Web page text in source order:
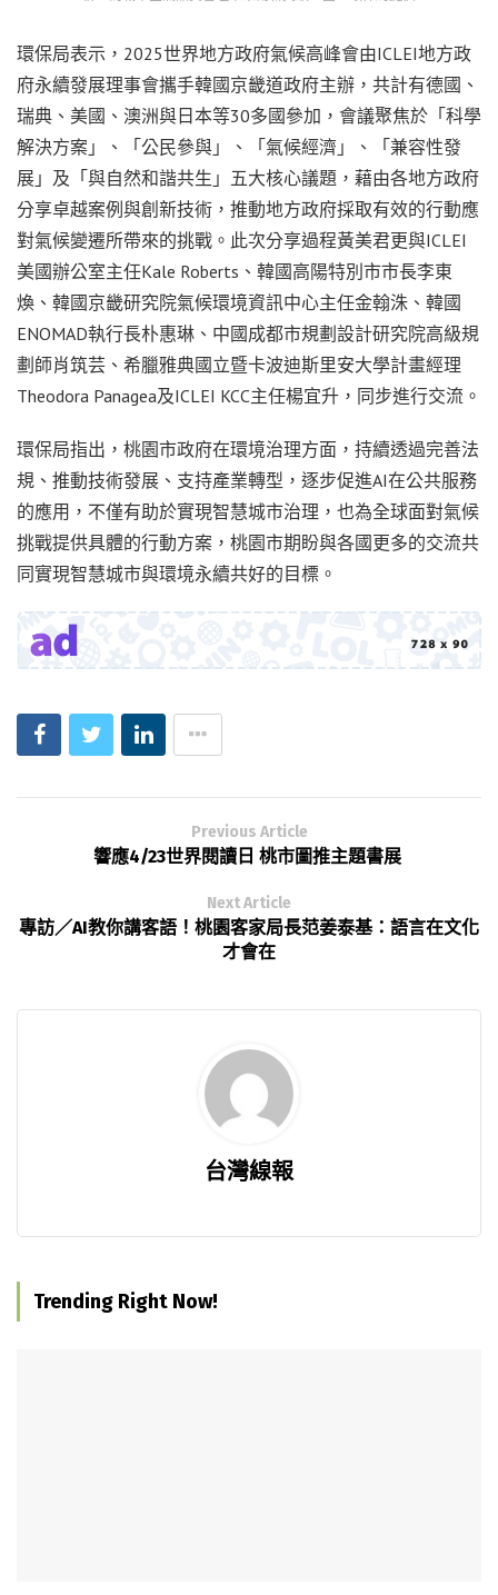
環保局表示，2025世界地方政府氣候高峰會由ICLEI地方政
府永續發展理事會攜手韓國京畿道政府主辦，共計有德國、
瑞典、美國、澳洲與日本等30多國參加，會議聚焦於「科學
解決方案」、「公民參與」、「氣候經濟」、「兼容性發
展」及「與自然和諧共生」五大核心議題，藉由各地方政府
分享卓越案例與創新技術，推動地方政府採取有效的行動應
對氣候變遷所帶來的挑戰。此次分享過程黃美君更與ICLEI
美國辦公室主任Kale Roberts、韓國高陽特別市市長李東
煥、韓國京畿研究院氣候環境資訊中心主任金翰洙、韓國
ENOMAD執行長朴惠琳、中國成都市規劃設計研究院高級規
劃師肖筑芸、希臘雅典國立暨卡波迪斯里安大學計畫經理
Theodora Panagea及ICLEI KCC主任楊宜升，同步進行交流。
環保局指出，桃園市政府在環境治理方面，持續透過完善法
規、推動技術發展、支持產業轉型，逐步促進AI在公共服務
的應用，不僅有助於實現智慧城市治理，也為全球面對氣候
挑戰提供具體的行動方案，桃園市期盼與各國更多的交流共
同實現智慧城市與環境永續共好的目標。
Previous Article
響應4/23世界閱讀日 桃市圖推主題書展
Next Article
專訪／AI教你講客語！桃園客家局長范姜泰基：語言在文化
才會在
台灣線報
Trending Right Now!